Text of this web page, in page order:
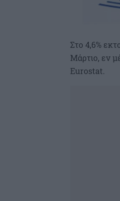
Στο 4,6%
Μάρτιο, εν
Eurostat.